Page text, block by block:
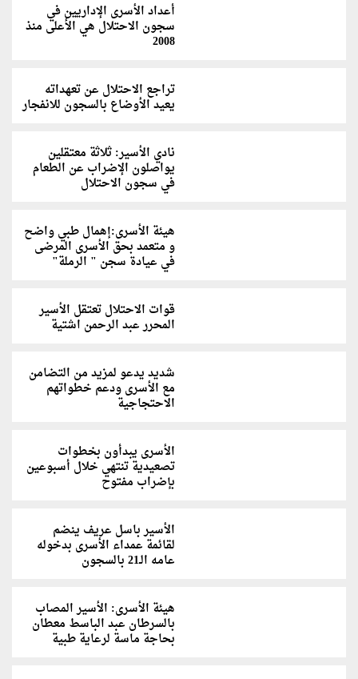
أعداد الأسرى الإداريين في
سجون الاحتلال هي الأعلى منذ
2008
تراجع الاحتلال عن تعهداته
يعيد الأوضاع بالسجون للانفجار
نادي الأسير: ثلاثة معتقلين
يواصلون الإضراب عن الطعام
في سجون الاحتلال
هيئة الأسرى:إهمال طبي واضح
و متعمد بحق الأسرى المرضى
في عيادة سجن " الرملة"
قوات الاحتلال تعتقل الأسير
المحرر عبد الرحمن اشتية
شديد يدعو لمزيد من التضامن
مع الأسرى ودعم خطواتهم
الاحتجاجية
الأسرى يبدأون بخطوات
تصعيدية تنتهي خلال أسبوعين
بإضراب مفتوح
الأسير باسل عريف ينضم
لقائمة عمداء الأسرى بدخوله
عامه الـ21 بالسجون
هيئة الأسرى: الأسير المصاب
بالسرطان عبد الباسط معطان
بحاجة ماسة لرعاية طبية